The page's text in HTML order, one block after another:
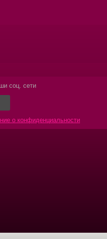
соц. сети
о конфиденциальности